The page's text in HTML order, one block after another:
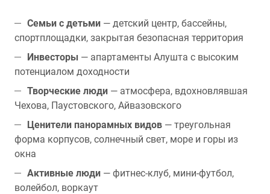
Семьи с детьми — детский центр, бассейны,
спортплощадки, закрытая безопасная территория
Инвесторы — апартаменты Алушта с высоким
потенциалом доходности
Творческие люди — атмосфера, вдохновлявшая
Чехова, Паустовского, Айвазовского
Ценители панорамных видов — треугольная
форма корпусов, солнечный свет, море и горы из
окна
Активные люди — фитнес-клуб, мини-футбол,
волейбол, воркаут